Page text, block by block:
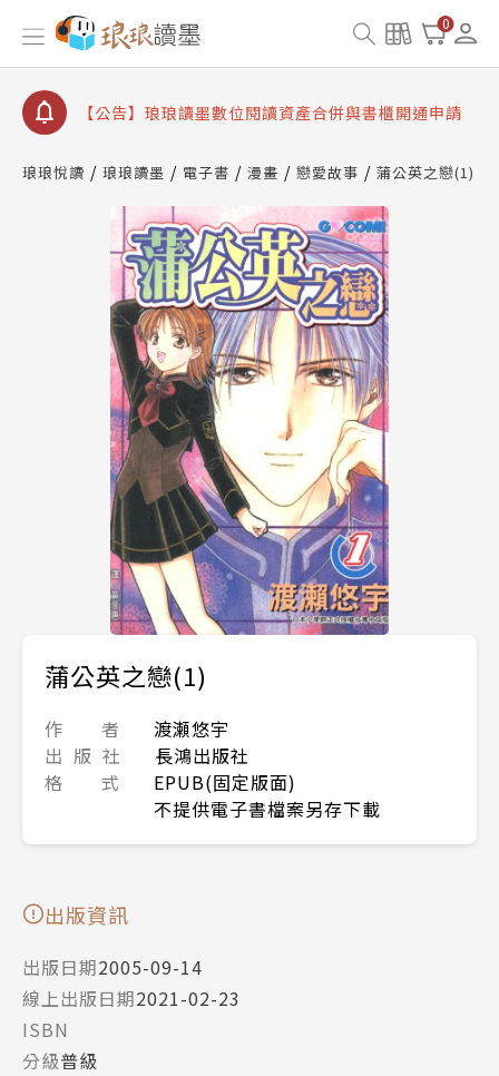
0
【公告】因 Readmoo 讀墨系統維護中，本站同步暫
停部分閱讀服務
【公告】琅琅讀墨數位閱讀資產合併與書櫃開通申請
【公告】琅琅讀墨書櫃開通常見問題
請圖文教學
【公告】因 Readmoo 讀墨系統維護中，本站同步暫
停部分閱讀服務
琅琅悅讀 琅琅讀墨 電子書 漫畫 戀愛故事 蒲公英之戀(1)
蒲公英之戀(1)
作 者
渡瀬悠宇
出 版 社
長鴻出版社
格 式
EPUB(固定版面)
不提供電子書檔案另存下載
出版資訊
出版日期2005-09-14
線上出版日期2021-02-23
ISBN
分級普級